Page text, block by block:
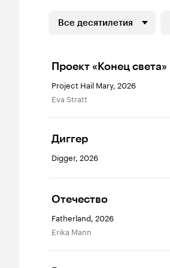
Все десятилетия
Проект «Конец света»
Project Hail Mary, 2026
Eva Stratt
Диггер
Digger, 2026
Отечество
Fatherland, 2026
Erika Mann